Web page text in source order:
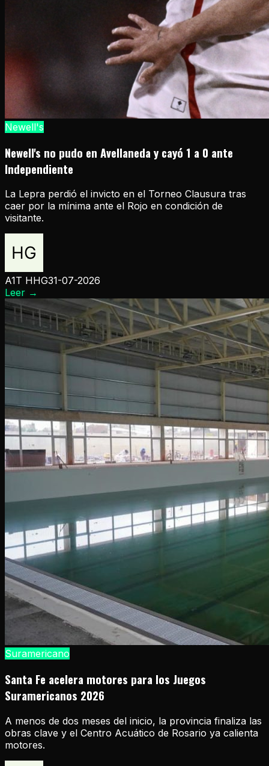
Newell's
Newell's no pudo en Avellaneda y cayó 1 a 0 ante
Independiente
La Lepra perdió el invicto en el Torneo Clausura tras
caer por la mínima ante el Rojo en condición de
visitante.
A1T HHG31-07-2026
Leer →
Suramericano
Santa Fe acelera motores para los Juegos
Suramericanos 2026
A menos de dos meses del inicio, la provincia finaliza las
obras clave y el Centro Acuático de Rosario ya calienta
motores.